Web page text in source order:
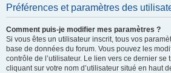
Préférences et paramètres des
Comment puis-je modifier mes paramètres ?
Si vous êtes un utilisateur inscrit, tous vos
base de données du forum. Vous pouvez les
contrôle de l’utilisateur. Le lien vers ce dernier se
cliquant sur votre nom d’utilisateur situé en haut